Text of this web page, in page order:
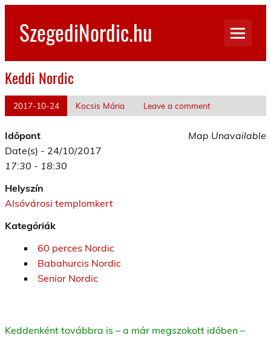
Skip
contentSzegediNordic.hu
Keddi Nordic
2017-10-24 Kocsis Mária Leave a comment
Map Unavailable
Időpont
Date(s) - 24/10/2017
17:30 - 18:30
Helyszín
Alsóvárosi templomkert
Kategóriák
60 perces Nordic
Babahurcis Nordic
Senior Nordic
Keddenként továbbra is – a már megszokott időben –